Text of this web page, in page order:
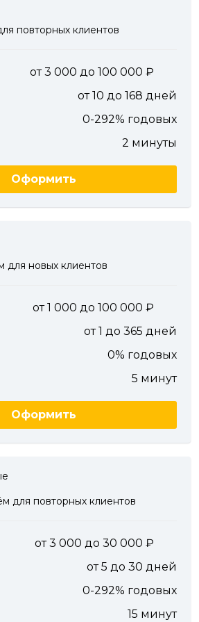
повторных клиентов
от 3 000 до 100 000
от 10 до 168 дней
0-292% годовых
2 минуты
Оформить
для новых клиентов
от 1 000 до 100 000
от 1 до 365 дней
0% годовых
5 минут
Оформить
для повторных клиентов
от 3 000 до 30 000
от 5 до 30 дней
0-292% годовых
15 минут